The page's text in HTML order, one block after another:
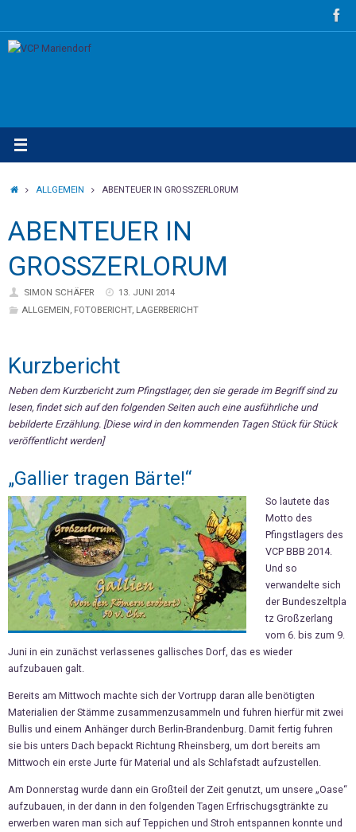
springen
STARTSEITE
ALLGEMEIN ABENTEUER IN GROSSZERLORUM
ABENTEUER IN
GROSSZERLORUM
SIMON SCHÄFER
13. JUNI 2014
ALLGEMEIN, FOTOBERICHT, LAGERBERICHT
Kurzbericht
Neben dem Kurzbericht zum Pfingstlager, den sie gerade im Begriff sind zu
lesen, findet sich auf den folgenden Seiten auch eine ausführliche und
bebilderte Erzählung. [Diese wird in den kommenden Tagen Stück für Stück
veröffentlicht werden]
„Gallier tragen Bärte!“
So lautete das
Motto des
Pfingstlagers des
VCP BBB 2014.
Und so
verwandelte sich
der Bundeszeltpla
tz Großzerlang
vom 6. bis zum 9.
Juni in ein zunächst verlassenes gallisches Dorf, das es wieder
aufzubauen galt.
Bereits am Mittwoch machte sich der Vortrupp daran alle benötigten
Materialien der Stämme zusammenzusammeln und fuhren hierfür mit zwei
Bullis und einem Anhänger durch Berlin-Brandenburg. Damit fertig fuhren
sie bis unters Dach bepackt Richtung Rheinsberg, um dort bereits am
Mittwoch ein erste Jurte für Material und als Schlafstadt aufzustellen.
Am Donnerstag wurde dann ein Großteil der Zeit genutzt, um unsere „Oase“
aufzubauen, in der dann in den folgenden Tagen Erfrischugsgtränkte zu
erwerben waren man sich auf Teppichen und Stroh entspannen konnte und